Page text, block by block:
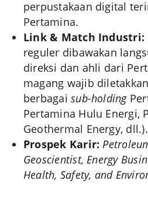
perpustakaan digital
Pertamina.
Link & Match Industri:
reguler dibawakan
direksi dan ahli dari
magang wajib
berbagaisub-holding
Pertamina Hulu Energi,
Geothermal Energy, dll.).
Prospek Karir:
Geoscientist, Energy
Health, Safety, and